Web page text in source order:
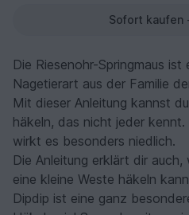
Sofort kaufen
Die Riesenohr-Springmaus
Nagetierart aus der Familie
Mit dieser Anleitung kannst
häkeln, das nicht jeder
wirkt es besonders niedlich.
Die Anleitung erklärt dir
eine kleine Weste häkeln
Dipdip ist eine ganz